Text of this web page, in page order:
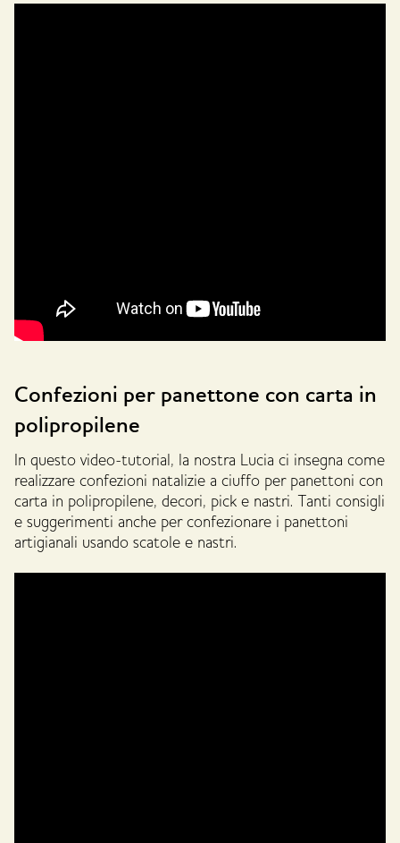
Confezioni per panettone con carta in
polipropilene
In questo video-tutorial, la nostra Lucia ci insegna come
realizzare confezioni natalizie a ciuffo per panettoni con
carta in polipropilene, decori, pick e nastri. Tanti consigli
e suggerimenti anche per confezionare i panettoni
artigianali usando scatole e nastri.